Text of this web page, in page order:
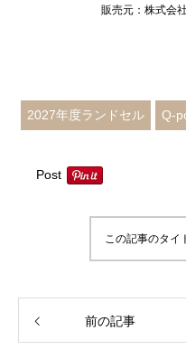
販売元：株式会
2027年度ランドセル Q-
Post
この記事のタイ
前の記事